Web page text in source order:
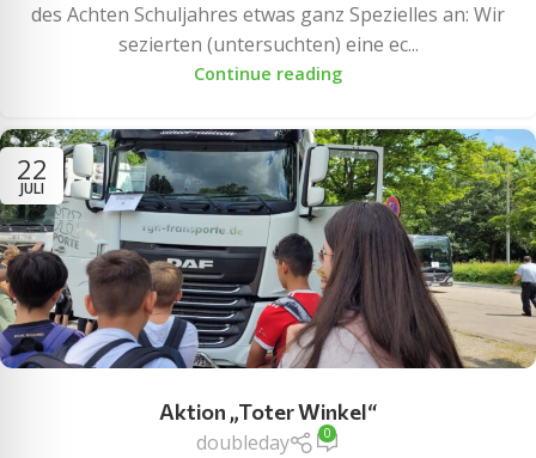
des Achten Schuljahres etwas ganz Spezielles an: Wir
sezierten (untersuchten) eine ec...
Continue reading
22
JULI
Aktion „Toter Winkel“
doubleday
0